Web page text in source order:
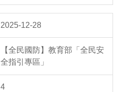
2025-12-28
【全民國防】教育部「全民安
全指引專區」
4